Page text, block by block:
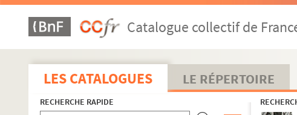
Catalogue collectif de
LES CATALOGUES LE RÉPERTOIRE
RECHERCHE RAPIDE